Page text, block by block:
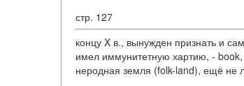
стр. 127
концу X в., вынужден признать и
имел иммунитетную хартию, - book,
неродная земля (folk-land), ещё не